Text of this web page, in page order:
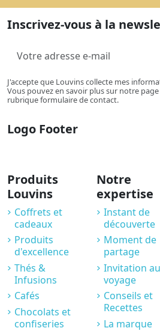
Inscrivez-vous à la
J'accepte que Louvins collecte mes
Vous pouvez en savoir plus sur notre
rubrique formulaire de contact.
Logo Footer
Produits
Louvins
Coffrets et
cadeaux
Produits
d'excellence
Thés &
Infusions
Cafés
Chocolats et
confiseries
Notre
expertise
Instant de
découverte
Moment de
partage
Invitation au
voyage
Conseils et
Recettes
La marque